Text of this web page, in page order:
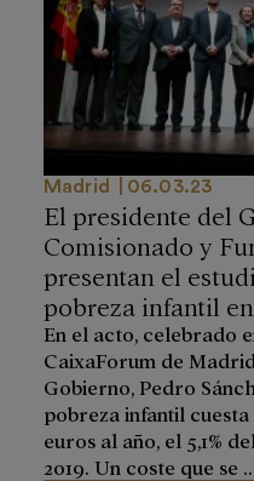
Madrid 06.03.23
El presidente del
Comisionado y
presentan el
pobreza infantil
En el acto, celebrado
CaixaForum de
Gobierno, Pedro
pobreza infantil
euros al año, el 5,1%
2019. Un coste que se